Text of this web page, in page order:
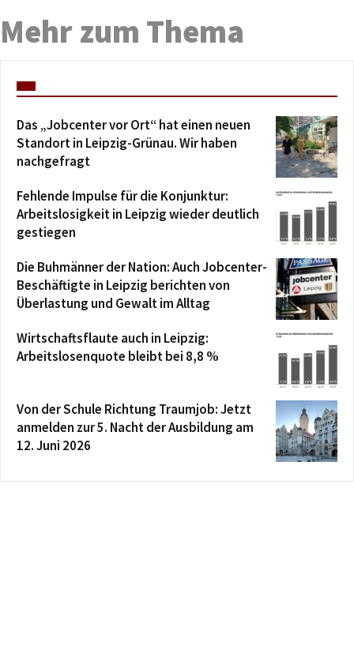
Mehr zum Thema
Das „Jobcenter vor Ort“ hat einen neuen
Standort in Leipzig-Grünau. Wir haben
nachgefragt
Fehlende Impulse für die Konjunktur:
Arbeitslosigkeit in Leipzig wieder deutlich
gestiegen
Die Buhmänner der Nation: Auch Jobcenter-
Beschäftigte in Leipzig berichten von
Überlastung und Gewalt im Alltag
Wirtschaftsflaute auch in Leipzig:
Arbeitslosenquote bleibt bei 8,8 %
Von der Schule Richtung Traumjob: Jetzt
anmelden zur 5. Nacht der Ausbildung am
12. Juni 2026